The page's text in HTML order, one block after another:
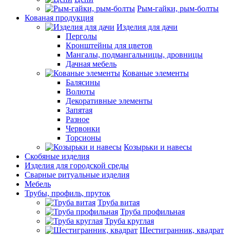
Рым-гайки, рым-болты
Кованая продукция
Изделия для дачи
Перголы
Кронштейны для цветов
Мангалы, подмангальницы, дровницы
Дачная мебель
Кованые элементы
Балясины
Волюты
Декоративные элементы
Запятая
Разное
Червонки
Торсионы
Козырьки и навесы
Скобяные изделия
Изделия для городской среды
Сварные ритуальные изделия
Мебель
Трубы, профиль, пруток
Труба витая
Труба профильная
Труба круглая
Шестигранник, квадрат